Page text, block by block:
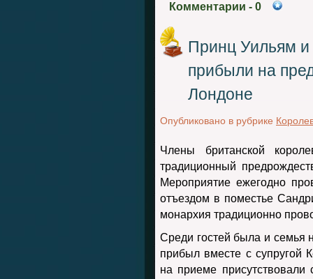
Комментарии - 0
Принц Уильям
прибыли на
Лондоне
Опубликовано в рубрике
Члены британской
традиционный
Мероприятие ежегодно
отъездом в поместье
монархия традиционно
Среди гостей была и семья
прибыл вместе с супругой
на приеме присутствовали